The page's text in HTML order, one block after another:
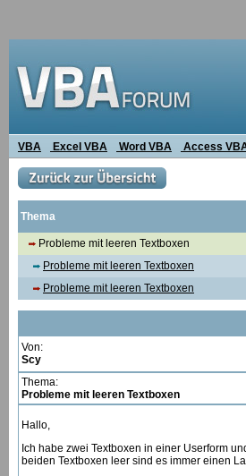
VBA Excel VBA Word VBA Access
Thema
Probleme mit leeren Textboxen
Probleme mit leeren Textboxen
Probleme mit leeren Textboxen
Von:
Scy
Thema:
Probleme mit leeren Textboxen
Hallo,
Ich habe zwei Textboxen in einer Userform
beiden Textboxen leer sind es immer einen